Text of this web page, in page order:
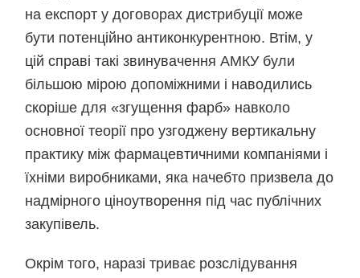
на експорт у договорах дистрибуції може
бути потенційно антиконкурентною. Втім, у
цій справі такі звинувачення АМКУ були
більшою мірою допоміжними і наводились
скоріше для «згущення фарб» навколо
основної теорії про узгоджену вертикальну
практику між фармацевтичними компаніями і
їхніми виробниками, яка начебто призвела до
надмірного ціноутворення під час публічних
закупівель.
Окрім того, наразі триває розслідування